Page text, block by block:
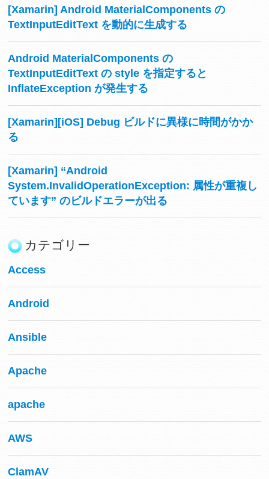
[Xamarin] Android MaterialComponents の
TextInputEditText を動的に生成する
Android MaterialComponents の
TextInputEditText の style を指定すると
InflateException が発生する
[Xamarin][iOS] Debug ビルドに異様に時間がかか
る
[Xamarin] “Android
System.InvalidOperationException: 属性が重複し
ています” のビルドエラーが出る
カテゴリー
Access
Android
Ansible
Apache
apache
AWS
ClamAV